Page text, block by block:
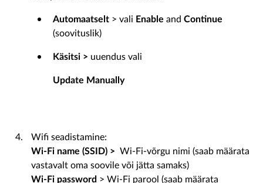
Automaatselt > vali Enable and Continue
(soovituslik)
Käsitsi > uuendus vali
Update Manually
Wifi seadistamine:
Wi-Fi name (SSID) > Wi-Fi-võrgu nimi (saab määrata
vastavalt oma soovile või jätta samaks)
Wi-Fi password > Wi-Fi parool (saab määrata